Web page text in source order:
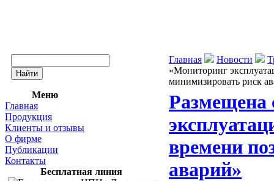
Меню
Главная
Продукция
Клиенты и отзывы
О фирме
Публикации
Контакты
Бесплатная линия
Главная Новости
«Мониторинг
минимизировать риск
Размещена
времени
аварий»